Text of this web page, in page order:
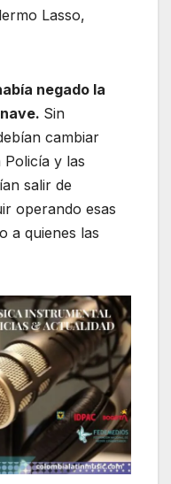
Lasso,
negado la
Sin
cambiar
Policía y las
salir de
operando esas
a quienes las